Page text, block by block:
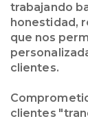
trabajando
honestidad,
que nos
clientes.
clientes